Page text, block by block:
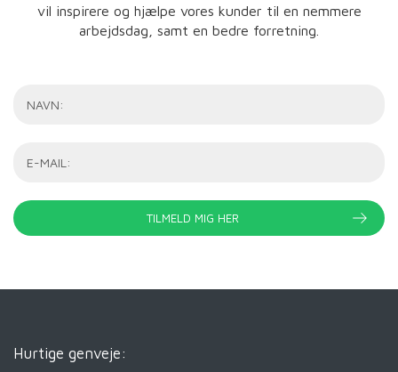
vil inspirere og hjælpe vores kunder til en nemmere
arbejdsdag, samt en bedre forretning.
Hurtige genveje: